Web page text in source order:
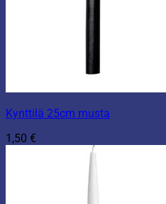
Kynttilä 25cm musta
1,50 €